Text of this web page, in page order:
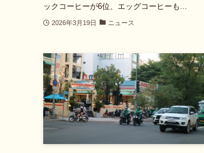
ックコーヒーが6位、エッグコーヒーも...
2026年3月19日 ニュース